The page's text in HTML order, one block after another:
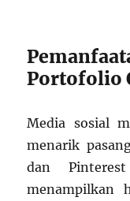
Portofolio
Media sosial
menarik
dan
menampilkan